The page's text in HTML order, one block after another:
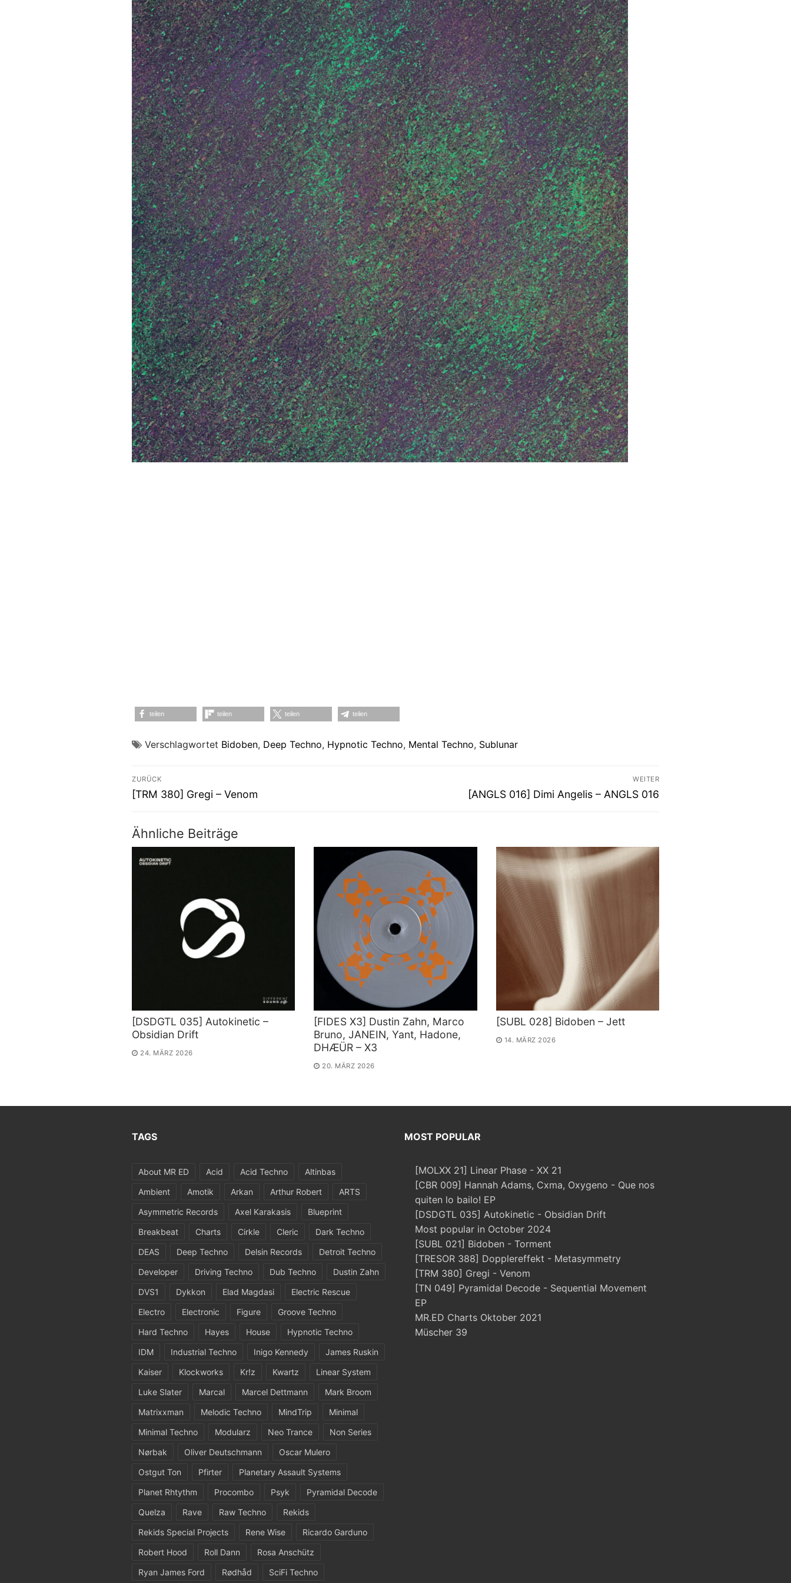
teilen teilen teilen teilen
Verschlagwortet Bidoben, Deep Techno, Hypnotic Techno, Mental Techno, Sublunar
Beitragsnavigation
ZURÜCK
Vorheriger
[TRM 380] Gregi – Venom
WEITER
Nächster
[ANGLS 016] Dimi Angelis – ANGLS 016
Ähnliche Beiträge
[DSDGTL 035] Autokinetic –
Obsidian Drift
24. MÄRZ 2026
[FIDES X3] Dustin Zahn, Marco
Bruno, JANEIN, Yant, Hadone,
DHÆÜR – X3
20. MÄRZ 2026
[SUBL 028] Bidoben – Jett
14. MÄRZ 2026
TAGS
About MR ED Acid Acid Techno
Altinbas
Ambient
Amotik Arkan Arthur Robert
ARTS
Asymmetric Records
Axel Karakasis
Blueprint
Breakbeat
Charts Cirkle Cleric
Dark Techno
DEAS
Deep Techno Delsin Records
Detroit Techno
Developer
Driving Techno Dub Techno
Dustin Zahn
DVS1
Dykkon Elad Magdasi
Electric Rescue
Electro
Electronic Figure
Groove Techno
Hard Techno
Hayes House
Hypnotic Techno
IDM
Industrial Techno Inigo Kennedy
James Ruskin
Kaiser
Klockworks Kr!z Kwartz
Linear System
Luke Slater
Marcal Marcel Dettmann
Mark Broom
Matrixxman
Melodic Techno MindTrip
Minimal
Minimal Techno
Modularz Neo Trance
Non Series
Nørbak
Oliver Deutschmann
Oscar Mulero
Ostgut Ton
Pfirter
Planetary Assault Systems
Planet Rhtythm
Procombo Psyk
Pyramidal Decode
Quelza
Rave Raw Techno
Rekids
Rekids Special Projects
Rene Wise
Ricardo Garduno
Robert Hood
Roll Dann
Rosa Anschütz
Ryan James Ford
Rødhåd SciFi Techno
MOST POPULAR
[MOLXX 21] Linear Phase - XX 21
[CBR 009] Hannah Adams, Cxma, Oxygeno - Que nos
quiten lo bailo! EP
[DSDGTL 035] Autokinetic - Obsidian Drift
Most popular in October 2024
[SUBL 021] Bidoben - Torment
[TRESOR 388] Dopplereffekt - Metasymmetry
[TRM 380] Gregi - Venom
[TN 049] Pyramidal Decode - Sequential Movement
EP
MR.ED Charts Oktober 2021
Müscher 39